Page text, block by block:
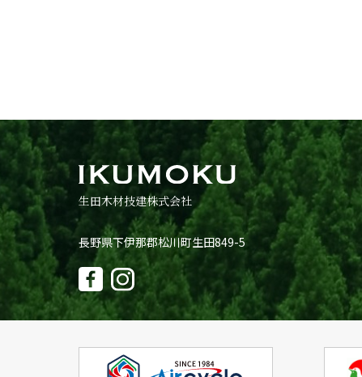
生田木材技建株式会社
長野県下伊那郡松川町生田849-5